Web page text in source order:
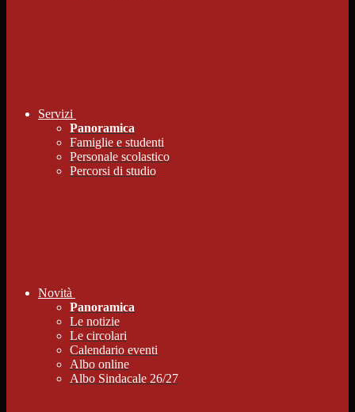
Servizi
Panoramica
Famiglie e studenti
Personale scolastico
Percorsi di studio
Novità
Panoramica
Le notizie
Le circolari
Calendario eventi
Albo online
Albo Sindacale 26/27